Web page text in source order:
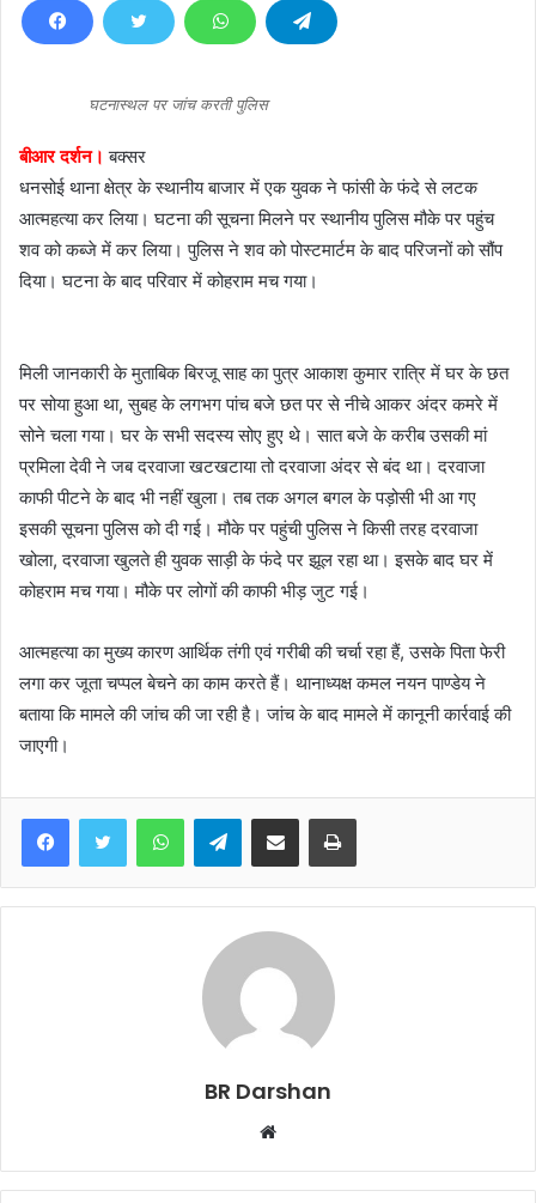
d
n
a
i
l
घटनास्थल पर जांच करती पुलिस
बीआर दर्शन। बक्सर
धनसोई थाना क्षेत्र के स्थानीय बाजार में एक युवक ने फांसी के फंदे से लटक
आत्महत्या कर लिया। घटना की सूचना मिलने पर स्थानीय पुलिस मौके पर पहुंच
शव को कब्जे में कर लिया। पुलिस ने शव को पोस्टमार्टम के बाद परिजनों को सौंप
दिया। घटना के बाद परिवार में कोहराम मच गया।
मिली जानकारी के मुताबिक बिरजू साह का पुत्र आकाश कुमार रात्रि में घर के छत
पर सोया हुआ था, सुबह के लगभग पांच बजे छत पर से नीचे आकर अंदर कमरे में
सोने चला गया। घर के सभी सदस्य सोए हुए थे। सात बजे के करीब उसकी मां
प्रमिला देवी ने जब दरवाजा खटखटाया तो दरवाजा अंदर से बंद था। दरवाजा
काफी पीटने के बाद भी नहीं खुला। तब तक अगल बगल के पड़ोसी भी आ गए
इसकी सूचना पुलिस को दी गई। मौके पर पहुंची पुलिस ने किसी तरह दरवाजा
खोला, दरवाजा खुलते ही युवक साड़ी के फंदे पर झूल रहा था। इसके बाद घर में
कोहराम मच गया। मौके पर लोगों की काफी भीड़ जुट गई।
आत्महत्या का मुख्य कारण आर्थिक तंगी एवं गरीबी की चर्चा रहा हैं, उसके पिता फेरी
लगा कर जूता चप्पल बेचने का काम करते हैं। थानाध्यक्ष कमल नयन पाण्डेय ने
बताया कि मामले की जांच की जा रही है। जांच के बाद मामले में कानूनी कार्रवाई की
जाएगी।
Telegram
BR Darshan
b